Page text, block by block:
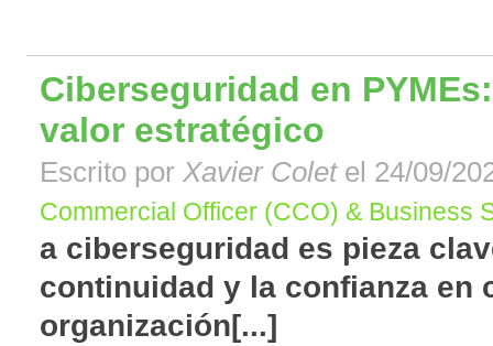
Ciberseguridad en
valor estratégico
Escrito por Xavier Coletel 24/09/
Commercial Officer (CCO) & Business
a ciberseguridad es pieza
continuidad y la confianza en
organización[...]